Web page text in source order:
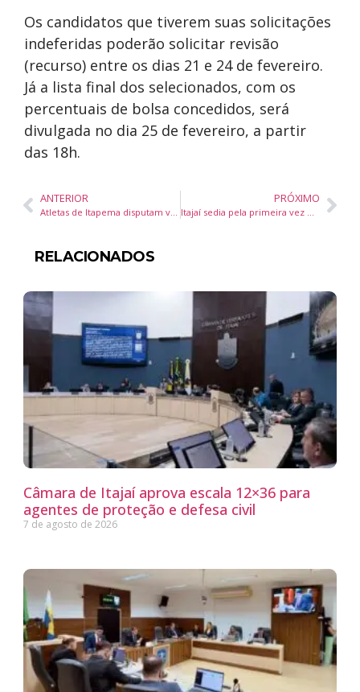
Os candidatos que tiverem suas solicitações
indeferidas poderão solicitar revisão
(recurso) entre os dias 21 e 24 de fevereiro.
Já a lista final dos selecionados, com os
percentuais de bolsa concedidos, será
divulgada no dia 25 de fevereiro, a partir
das 18h.
ANTERIOR
Atletas de Itapema disputam vaga na Seleção Brasileira na Seletiva Nacional de Taekwondo 2025
PRÓXIMO
Itajaí sedia pela primeira vez o Dia Mundial da Criatividade em 2025
RELACIONADOS
Câmara de Itajaí aprova escala 12×36 para
agentes de proteção e defesa civil
7 de agosto de 2026